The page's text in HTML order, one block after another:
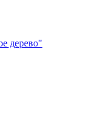
дерево"